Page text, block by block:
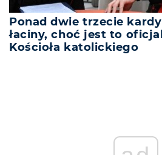
Ponad dwie trzecie
łaciny, choć jest to
Kościoła katolickiego